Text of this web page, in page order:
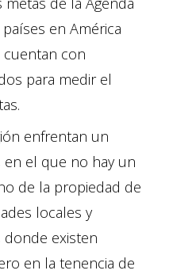
en América
cuentan con
para medir el
enfrentan un
el que no hay un
de la propiedad de
locales y
donde existen
en la tenencia de